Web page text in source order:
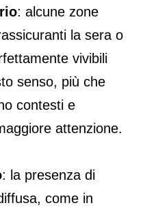
: alcune zone
la sera o
vivibili
senso, più che
contesti e
attenzione.
: la presenza di
come in